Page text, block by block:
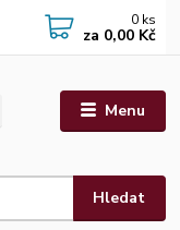
Menu
Hledat
0 ks
za 0,00 Kč